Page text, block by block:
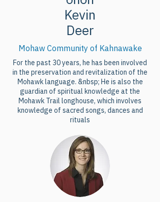
Kevin
Deer
Mohaw Community of Kahnawake
For the past 30 years, he has been involved
in the preservation and revitalization of the
Mohawk language. &nbsp; He is also the
guardian of spiritual knowledge at the
Mohawk Trail longhouse, which involves
knowledge of sacred songs, dances and
rituals